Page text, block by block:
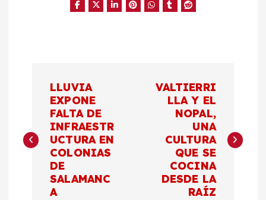
v
LLUVIA
EXPONE
FALTA DE
INFRAESTR
UCTURA EN
COLONIAS
DE
SALAMANC
A
VALTIERRI
LLA Y EL
NOPAL,
UNA
CULTURA
QUE SE
COCINA
DESDE LA
RAÍZ